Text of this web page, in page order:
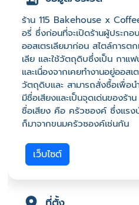
ร้าน 115 Bakehouse x
อรี่ ซึ่งก่อนที่จะเปิดร้านผู้ประกอ
ออสเตรเลียมาก่อน สไตล์การต
เลีย และใช้วัตถุดิบซึ่งเป็น กาแฟ
และเนื่องจากเคยทำงานอยู่ออส
วัตถุดิบและ สามารถสั่งซื้อเพื่อ
มีชื่อเสียงและเป็นจุดเด่นของร้า
ชื่อเสียง คือ ครัวซองค์ ซึ่งแรง
ก็มาจากขนมครัวซองค์เช่นกัน
เว็บไซต์